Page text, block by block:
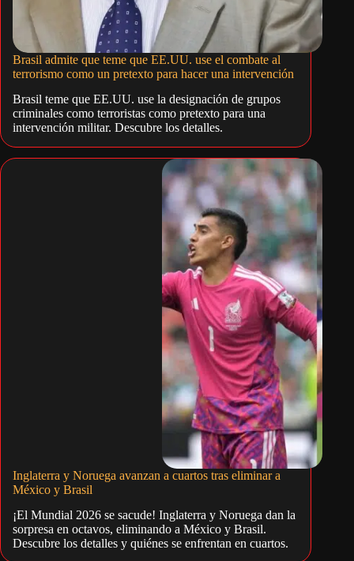
Brasil admite que teme que EE.UU. use el combate al
terrorismo como un pretexto para hacer una intervención
Brasil teme que EE.UU. use la designación de grupos
criminales como terroristas como pretexto para una
intervención militar. Descubre los detalles.
Inglaterra y Noruega avanzan a cuartos tras eliminar a
México y Brasil
¡El Mundial 2026 se sacude! Inglaterra y Noruega dan la
sorpresa en octavos, eliminando a México y Brasil.
Descubre los detalles y quiénes se enfrentan en cuartos.